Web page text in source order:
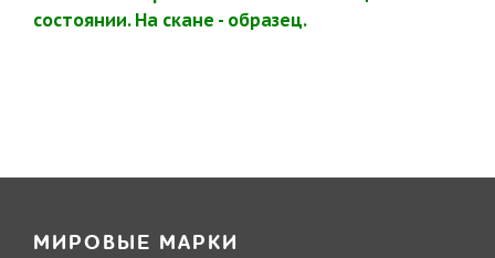
состоянии. На скане - образец.
МИРОВЫЕ МАРКИ